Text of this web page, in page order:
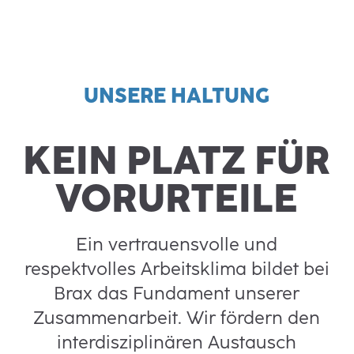
UNSERE HALTUNG
KEIN PLATZ FÜR
VORURTEILE
Ein vertrauensvolle und
respektvolles Arbeitsklima bildet bei
Brax das Fundament unserer
Zusammenarbeit. Wir fördern den
interdisziplinären Austausch